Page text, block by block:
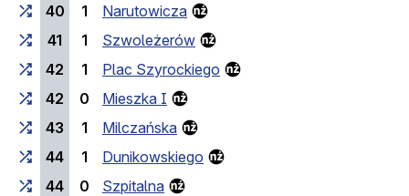
40
1
Narutowicza
41
1
Szwoleżerów
42
1
Plac Szyrockiego
42
0
Mieszka I
43
1
Milczańska
44
1
Dunikowskiego
44
0
Szpitalna